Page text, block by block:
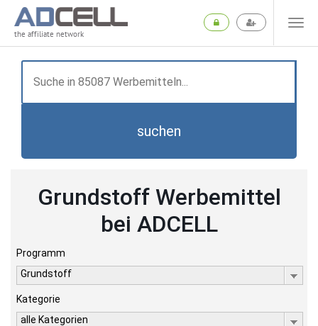
the affiliate network
suchen
Grundstoff Werbemittel
bei ADCELL
Programm
Grundstoff
Kategorie
alle Kategorien